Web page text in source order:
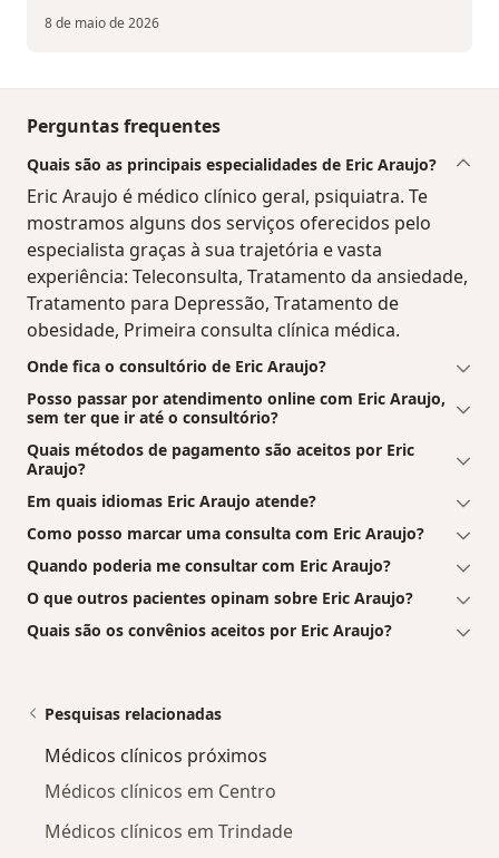
8 de maio de 2026
Perguntas frequentes
Quais são as principais especialidades de Eric Araujo?
Eric Araujo é médico clínico geral, psiquiatra. Te
mostramos alguns dos serviços oferecidos pelo
especialista graças à sua trajetória e vasta
experiência: Teleconsulta, Tratamento da ansiedade,
Tratamento para Depressão, Tratamento de
obesidade, Primeira consulta clínica médica.
Onde fica o consultório de Eric Araujo?
Posso passar por atendimento online com Eric Araujo,
sem ter que ir até o consultório?
Quais métodos de pagamento são aceitos por Eric
Araujo?
Em quais idiomas Eric Araujo atende?
Como posso marcar uma consulta com Eric Araujo?
Quando poderia me consultar com Eric Araujo?
O que outros pacientes opinam sobre Eric Araujo?
Quais são os convênios aceitos por Eric Araujo?
Pesquisas relacionadas
Médicos clínicos próximos
Médicos clínicos em Centro
Médicos clínicos em Trindade